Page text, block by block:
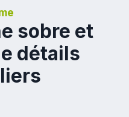
sobre et
détails